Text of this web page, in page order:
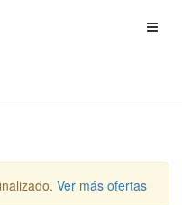
Ver más ofertas